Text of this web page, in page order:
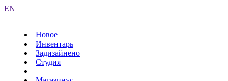
EN
Новое
Инвентарь
Задизайнено
Студия